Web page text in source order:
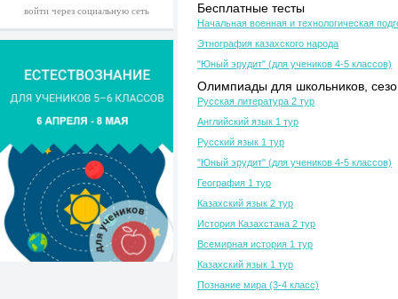
войти через социальную сеть Бесплатные тесты
Начальная военная и технологическая
Этнография казахского народа
"Юный эрудит" (для учеников 4-5 классов)
Олимпиады для школьников,
Русская литература 2 тур
Английский язык 1 тур
Русский язык 1 тур
"Юный эрудит" (для учеников 4-5 классов)
География 1 тур
Казахский язык 2 тур
История Казахстана 2 тур
Всемирная история 1 тур
Казахский язык 1 тур
Познание мира (3-4 класс)